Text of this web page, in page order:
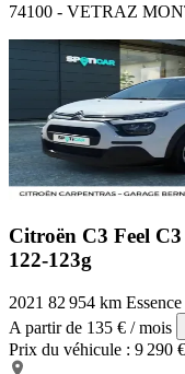
74100 - VETRAZ
Citroën C3 Feel
122-123g
2021 82 954 km Essence
A partir de 135 € / mois
Prix du véhicule : 9 290 €